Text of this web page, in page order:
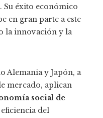
éxito económico
en gran parte a este
la innovación y la
Alemania y Japón, a
mercado, aplican
social de
del